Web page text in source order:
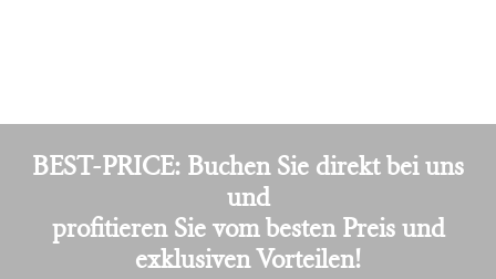
BEST-PRICE: Buchen Sie direkt bei uns
und
profitieren Sie vom besten Preis und
exklusiven Vorteilen!